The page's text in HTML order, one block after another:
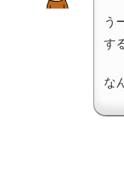
う
す
な